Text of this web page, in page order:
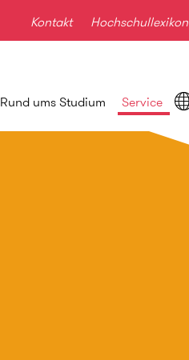
Kontakt Hochschullexikon
Rund ums Studium Service